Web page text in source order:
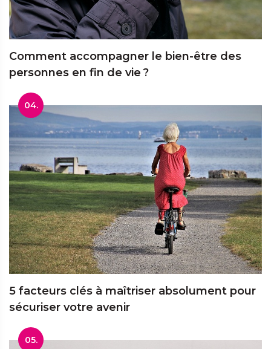
Comment accompagner le bien-être des
personnes en fin de vie ?
04.
5 facteurs clés à maîtriser absolument pour
sécuriser votre avenir
05.